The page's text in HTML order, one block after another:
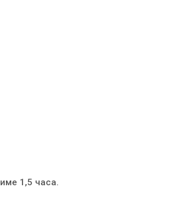
1,5 часа.